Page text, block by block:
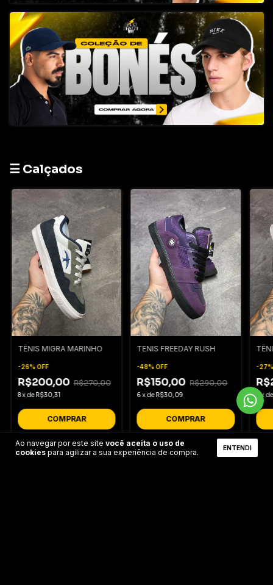
Ao navegar por este site você aceita o uso de
cookies para agilizar a sua experiência de compra. ENTENDI
☰ Calçados
TÊNIS MIGRA MARINHO
-26%OFF
R$200,00 R$270,00
8xde R$30,31
COMPRAR
TENIS FREEDAY RUSH
-48%OFF
R$150,00 R$290,00
6xde R$30,09
COMPRAR
-27
x